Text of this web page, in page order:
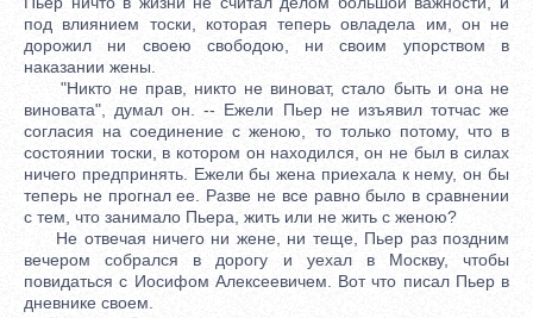
под влиянием тоски, которая теперь овладела им, он не
дорожил ни своею свободою, ни своим упорством в
наказании жены.
"Никто не прав, никто не виноват, стало быть и она не
виновата", думал он. -- Ежели Пьер не изъявил тотчас же
согласия на соединение с женою, то только потому, что в
состоянии тоски, в котором он находился, он не был в силах
ничего предпринять. Ежели бы жена приехала к нему, он бы
теперь не прогнал ее. Разве не все равно было в сравнении
с тем, что занимало Пьера, жить или не жить с женою?
Не отвечая ничего ни жене, ни теще, Пьер раз поздним
вечером собрался в дорогу и уехал в Москву, чтобы
повидаться с Иосифом Алексеевичем. Вот что писал Пьер в
дневнике своем.